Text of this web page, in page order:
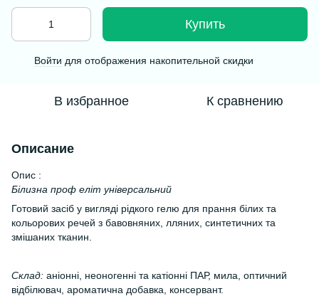
Купить
Войти для отображения накопительной скидки
В избранное К сравнению
Описание
Опис :
Білизна проф еліт універсальний
Готовий засіб у вигляді рідкого гелю для прання білих та
кольорових речей з бавовняних, лляних, синтетичних та
змішаних тканин.
Склад: аніонні, неоногенні та катіонні ПАР, мила, оптичний
відбілювач, ароматична добавка, консервант.